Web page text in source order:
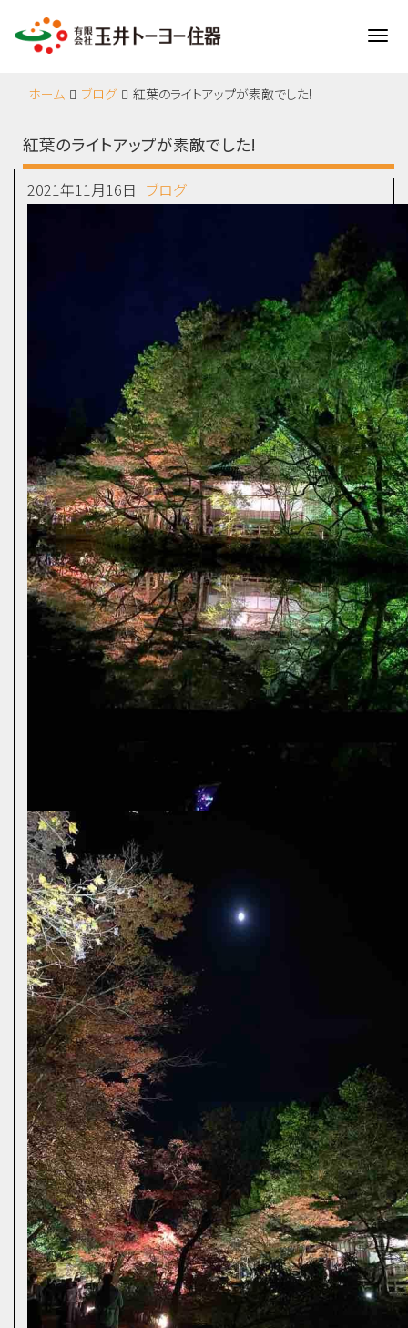
ホーム ブログ 紅葉のライトアップが素敵でした!
紅葉のライトアップが素敵でした!
2021年11月16日 ブログ